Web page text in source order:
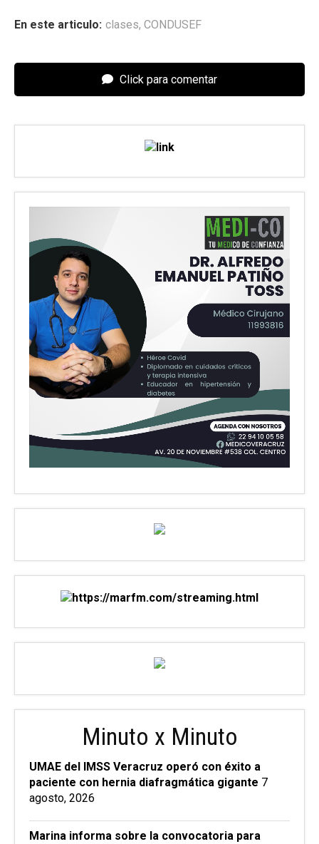
En este articulo: clases, CONDUSEF
Click para comentar
Minuto x Minuto
UMAE del IMSS Veracruz operó con éxito a
paciente con hernia diafragmática gigante 7
agosto, 2026
Marina informa sobre la convocatoria para